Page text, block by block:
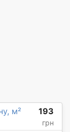
м² 193
грн